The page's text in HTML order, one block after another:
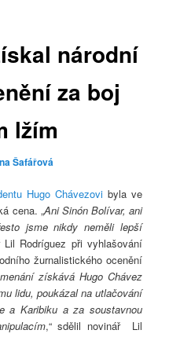
národní
za boj
lžím
Šafářová
Hugo Chávezovibyla ve
cena. „Ani Sinón Bolívar, ani
jsme nikdy neměli lepší
Lil Rodríguez při vyhlašování
žurnalistického ocenění
získává Hugo Chávez
lidu, poukázal na utlačování
a Karibiku a za soustavnou
,“ sdělil novinář Lil